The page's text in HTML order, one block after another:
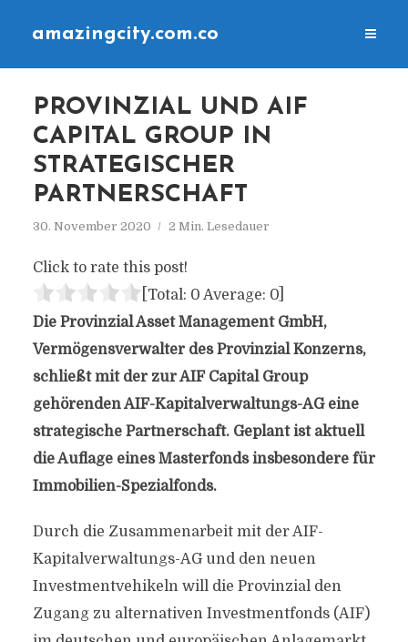
amazingcity.com.co
PROVINZIAL UND AIF
CAPITAL GROUP IN
STRATEGISCHER
PARTNERSCHAFT
30. November 2020 2 Min. Lesedauer
Click to rate this post!
[Total: 0 Average: 0]
Die Provinzial Asset Management GmbH,
Vermögensverwalter des Provinzial Konzerns,
schließt mit der zur AIF Capital Group
gehörenden AIF-Kapitalverwaltungs-AG eine
strategische Partnerschaft. Geplant ist aktuell
die Auflage eines Masterfonds insbesondere für
Immobilien-Spezialfonds.
Durch die Zusammenarbeit mit der AIF-
Kapitalverwaltungs-AG und den neuen
Investmentvehikeln will die Provinzial den
Zugang zu alternativen Investmentfonds (AIF)